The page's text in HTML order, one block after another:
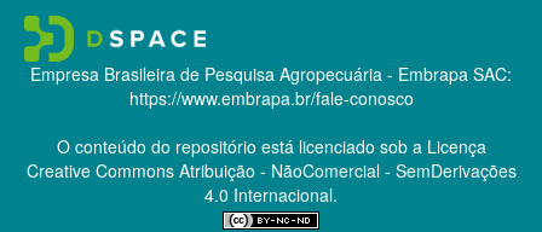
Empresa Brasileira de Pesquisa Agropecuária - Embrapa SAC:
https://www.embrapa.br/fale-conosco
O conteúdo do repositório está licenciado sob a Licença
Creative CommonsAtribuição - NãoComercial - SemDerivações
4.0 Internacional.